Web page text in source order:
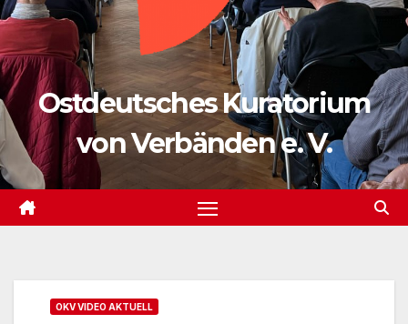
Ostdeutsches Kuratorium
von Verbänden e. V.
OKV VIDEO AKTUELL